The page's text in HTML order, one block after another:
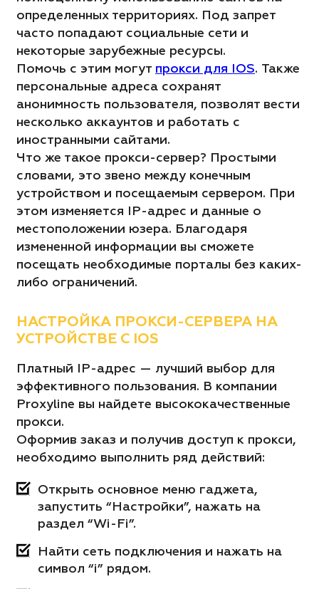
определенных территориях. Под запрет
часто попадают социальные сети и
некоторые зарубежные ресурсы.
Помочь с этим могут прокси для IOS. Также
персональные адреса сохранят
анонимность пользователя, позволят вести
несколько аккаунтов и работать с
иностранными сайтами.
Что же такое прокси-сервер? Простыми
словами, это звено между конечным
устройством и посещаемым сервером. При
этом изменяется IP-адрес и данные о
местоположении юзера. Благодаря
измененной информации вы сможете
посещать необходимые порталы без каких-
либо ограничений.
НАСТРОЙКА ПРОКСИ-СЕРВЕРА НА
УСТРОЙСТВЕ С IOS
Платный IP-адрес — лучший выбор для
эффективного пользования. В компании
Proxyline вы найдете высококачественные
прокси.
Оформив заказ и получив доступ к прокси,
необходимо выполнить ряд действий:
Открыть основное меню гаджета,
запустить “Настройки”, нажать на
раздел “Wi-Fi”.
Найти сеть подключения и нажать на
символ “і” рядом.